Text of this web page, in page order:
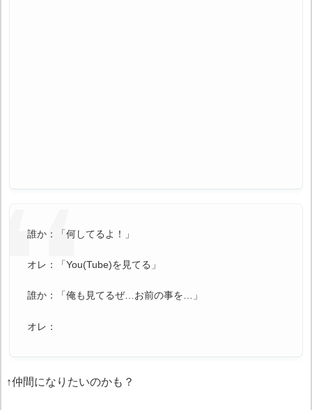
誰か：「何してるよ！」
オレ：「You(Tube)を見てる」
誰か：「俺も見てるぜ…お前の事を…」
オレ：
↑仲間になりたいのかも？